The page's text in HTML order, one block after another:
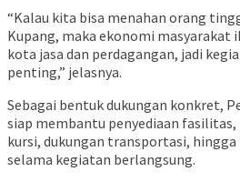
“Kalau kita bisa menahan orang
Kupang, maka ekonomi masyarakat
kota jasa dan perdagangan, jadi
penting,” jelasnya.
Sebagai bentuk dukungan konkret,
siap membantu penyediaan fasilitas,
kursi, dukungan transportasi,
selama kegiatan berlangsung.